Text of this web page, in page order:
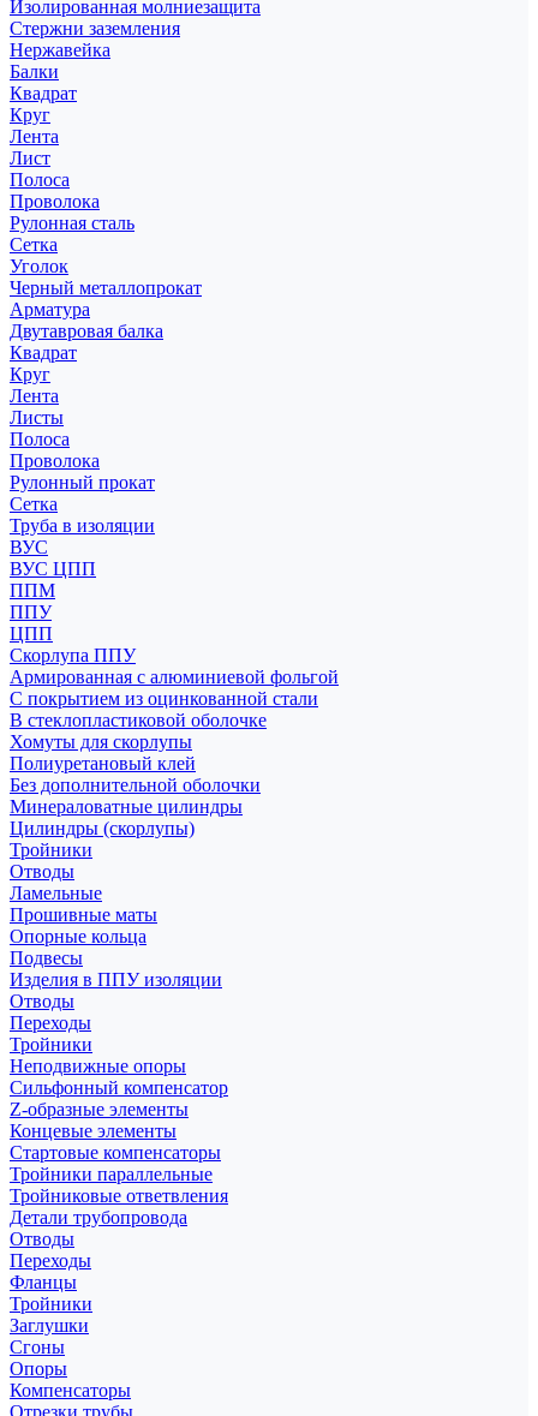
Изолированная молниезащита
Стержни заземления
Нержавейка
Балки
Квадрат
Круг
Лента
Лист
Полоса
Проволока
Рулонная сталь
Сетка
Уголок
Черный металлопрокат
Арматура
Двутавровая балка
Квадрат
Круг
Лента
Листы
Полоса
Проволока
Рулонный прокат
Сетка
Труба в изоляции
ВУС
ВУС ЦПП
ППМ
ППУ
ЦПП
Скорлупа ППУ
Армированная с алюминиевой фольгой
С покрытием из оцинкованной стали
В стеклопластиковой оболочке
Хомуты для скорлупы
Полиуретановый клей
Без дополнительной оболочки
Минераловатные цилиндры
Цилиндры (скорлупы)
Тройники
Отводы
Ламельные
Прошивные маты
Опорные кольца
Подвесы
Изделия в ППУ изоляции
Отводы
Переходы
Тройники
Неподвижные опоры
Cильфонный компенсатор
Z-образные элементы
Концевые элементы
Стартовые компенсаторы
Тройники параллельные
Тройниковые ответвления
Детали трубопровода
Отводы
Переходы
Фланцы
Тройники
Заглушки
Сгоны
Опоры
Компенсаторы
Отрезки трубы